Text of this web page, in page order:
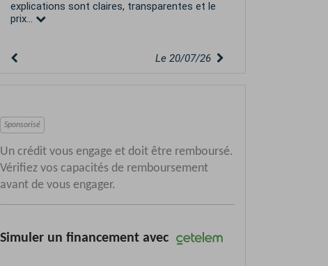
interlocuteur tout au long de la vente de ma
Tesla model 3. Grâce à...
Le 20/07/26